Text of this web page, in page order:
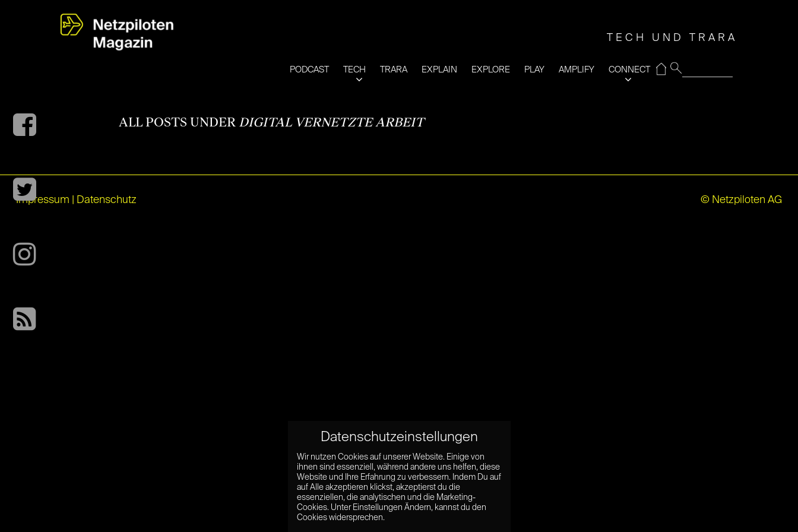
TECH UND TRARA
PODCAST TECH TRARA EXPLAIN EXPLORE PLAY AMPLIFY CONNECT
⌂
ALL POSTS UNDER DIGITAL VERNETZTE ARBEIT
Impressum Datenschutz © Netzpiloten AG
Datenschutzeinstellungen
Wir nutzen Cookies auf unserer Website. Einige von
ihnen sind essenziell, während andere uns helfen, diese
Website und Ihre Erfahrung zu verbessern. Indem Du auf
auf Alle akzeptieren klickst, akzeptierst du die
essenziellen, die analytischen und die Marketing-
Cookies. Unter Einstellungen Ändern, kannst du den
Cookies widersprechen.